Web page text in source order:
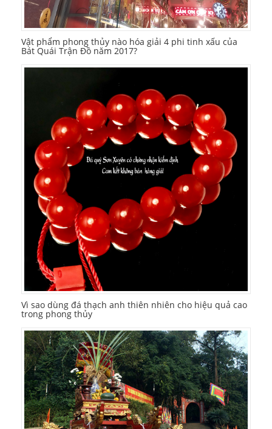
Vật phẩm phong thủy nào hóa giải 4 phi tinh xấu của
Bát Quái Trận Đồ năm 2017?
Vì sao dùng đá thạch anh thiên nhiên cho hiệu quả cao
trong phong thủy